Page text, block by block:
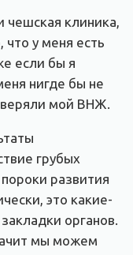
чешская клиника,
у меня есть
если бы я
нигде бы не
мой ВНЖ.
грубых
развития
это какие-
органов.
мы можем